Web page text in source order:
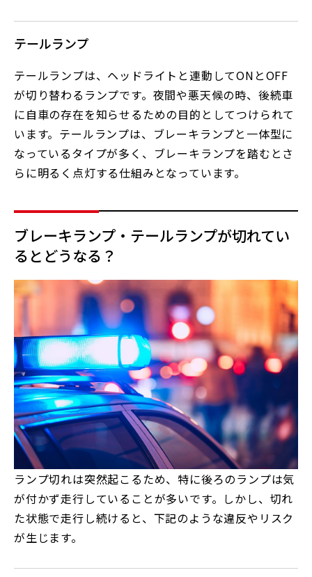
テールランプ
テールランプは、ヘッドライトと連動してONとOFF
が切り替わるランプです。夜間や悪天候の時、後続車
に自車の存在を知らせるための目的としてつけられて
います。テールランプは、ブレーキランプと一体型に
なっているタイプが多く、ブレーキランプを踏むとさ
らに明るく点灯する仕組みとなっています。
ブレーキランプ・テールランプが切れてい
るとどうなる？
ランプ切れは突然起こるため、特に後ろのランプは気
が付かず走行していることが多いです。しかし、切れ
た状態で走行し続けると、下記のような違反やリスク
が生じます。